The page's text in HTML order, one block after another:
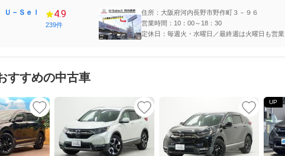
－Ｓｅｌ
4.9
239件
住所：大阪府河内長野市野作町３－９６
営業時間：10：00～18：30
定休日：毎週火・水曜日／最終週は火曜日も営業
すすめの中古車
UP